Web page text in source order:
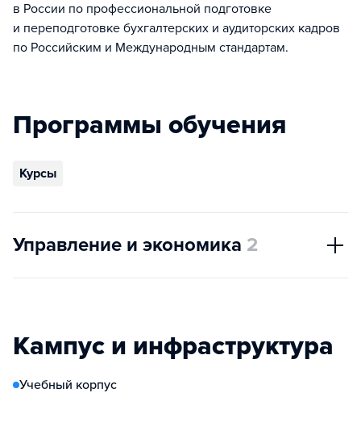
в России по профессиональной подготовке
и переподготовке бухгалтерских и аудиторских кадров
по Российским и Международным стандартам.
Программы обучения
Курсы
Управление и экономика 2
Кампус и инфраструктура
Учебный корпус